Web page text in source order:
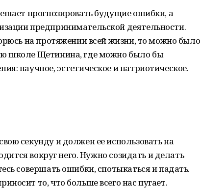
прогнозировать будущие ошибки, а
предпринимательской деятельности.
на протяжении всей жизни, то можно было
школе Щетинина, где можно было бы
научное, эстетическое и патриотическое.
секунду и должен ее использовать на
вокруг него. Нужно созидать и делать
совершать ошибки, спотыкаться и падать.
то, что больше всего нас пугает.